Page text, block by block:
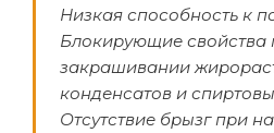
Низкая способность к
Блокирующие свойства
закрашивании
конденсатов и
Отсутствие брызг при